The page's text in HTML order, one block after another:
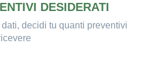
DESIDERATI
decidi tu quanti preventivi